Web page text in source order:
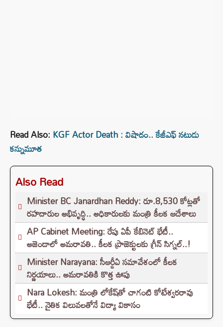
Read Also: KGF Actor Death : విషాదం.. కేజీఎఫ్‌ నటుడు
కన్నుమూత
Also Read
Minister BC Janardhan Reddy: రూ.8,530 కోట్లతో
రహదారుల అభివృద్ధి.. అధికారులకు మంత్రి కీలక ఆదేశాలు
AP Cabinet Meeting: రేపు ఏపీ కేబినెట్ భేటీ..
అజెండాలో అమరావతి.. కీలక ప్రాజెక్టులకు గ్రీన్ సిగ్నల్..!
Minister Narayana: సీఆర్డీఏ సమావేశంలో కీలక
నిర్ణయాలు.. అమరావతికి కొత్త ఊపు
Nara Lokesh: మంత్రి లోకేష్‌తో చాగంటి కోటేశ్వరరావు
భేటీ.. నైతిక విలువలతోనే విద్యా వికాసం